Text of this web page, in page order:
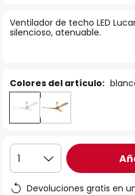
galería
de
Ventilador de techo LED
silencioso, atenuable.
Colores del artículo:
1
Devoluciones gratis en